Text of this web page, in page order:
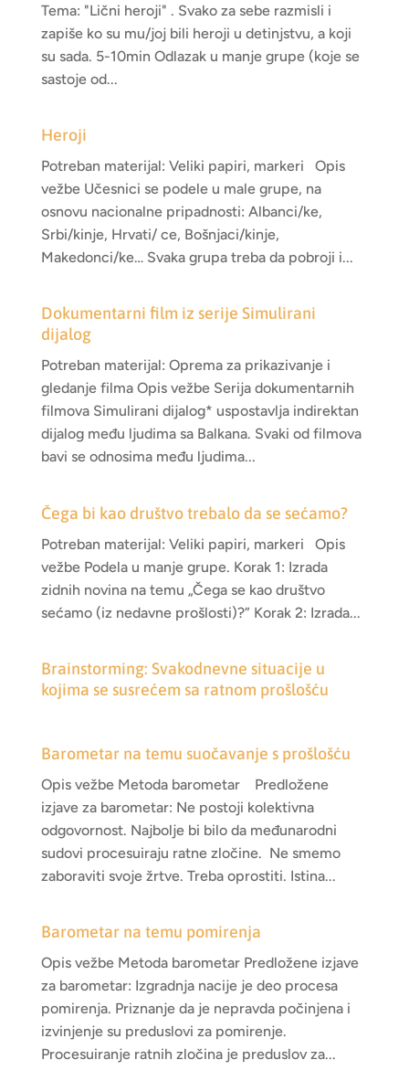
Tema: "Lični heroji" . Svako za sebe razmisli i
zapiše ko su mu/joj bili heroji u detinjstvu, a koji
su sada. 5-10min Odlazak u manje grupe (koje se
sastoje od...
Heroji
Potreban materijal: Veliki papiri, markeri Opis
vežbe Učesnici se podele u male grupe, na
osnovu nacionalne pripadnosti: Albanci/ke,
Srbi/kinje, Hrvati/ ce, Bošnjaci/kinje,
Makedonci/ke… Svaka grupa treba da pobroji i...
Dokumentarni film iz serije Simulirani
dijalog
Potreban materijal: Oprema za prikazivanje i
gledanje filma Opis vežbe Serija dokumentarnih
filmova Simulirani dijalog* uspostavlja indirektan
dijalog među ljudima sa Balkana. Svaki od filmova
bavi se odnosima među ljudima...
Čega bi kao društvo trebalo da se sećamo?
Potreban materijal: Veliki papiri, markeri Opis
vežbe Podela u manje grupe. Korak 1: Izrada
zidnih novina na temu „Čega se kao društvo
sećamo (iz nedavne prošlosti)?” Korak 2: Izrada...
Brainstorming: Svakodnevne situacije u
kojima se susrećem sa ratnom prošlošću
Barometar na temu suočavanje s prošlošću
Opis vežbe Metoda barometar Predložene
izjave za barometar: Ne postoji kolektivna
odgovornost. Najbolje bi bilo da međunarodni
sudovi procesuiraju ratne zločine. Ne smemo
zaboraviti svoje žrtve. Treba oprostiti. Istina...
Barometar na temu pomirenja
Opis vežbe Metoda barometar Predložene izjave
za barometar: Izgradnja nacije je deo procesa
pomirenja. Priznanje da je nepravda počinjena i
izvinjenje su preduslovi za pomirenje.
Procesuiranje ratnih zločina je preduslov za...